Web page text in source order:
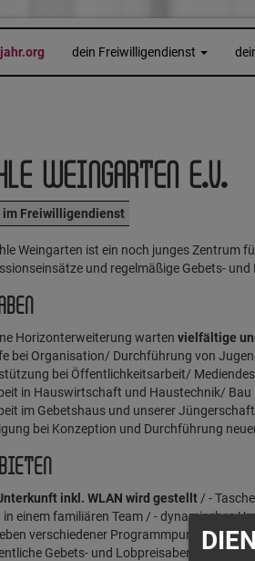
dein Freiwilligendienst
WEINGARTEN E.V.
im Freiwilligendienst
Weingarten ist ein noch junges Zentrum
und regelmäßige Gebets-
Horizonterweiterung warten vielfältige
bei Organisation/ Durchführung von
bei Öffentlichkeitsarbeit/
in Hauswirtschaft und Haustechnik/ Bau
im Gebetshaus und unserer
bei Konzeption und Durchführung
inkl. WLAN wird gestellt / -
in einem familiären Team / - dynamisches
verschiedener Programmpunkte der
Gebets- und Lobpreisabende